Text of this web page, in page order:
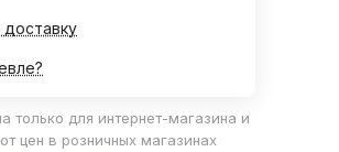
доставку
только для интернет-магазина и
цен в розничных магазинах